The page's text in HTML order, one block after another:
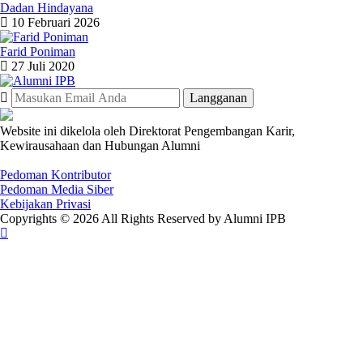
Dadan Hindayana
10 Februari 2026
Farid Poniman
27 Juli 2020
Website ini dikelola oleh Direktorat Pengembangan Karir,
Kewirausahaan dan Hubungan Alumni
Pedoman Kontributor
Pedoman Media Siber
Kebijakan Privasi
Copyrights © 2026 All Rights Reserved by Alumni IPB